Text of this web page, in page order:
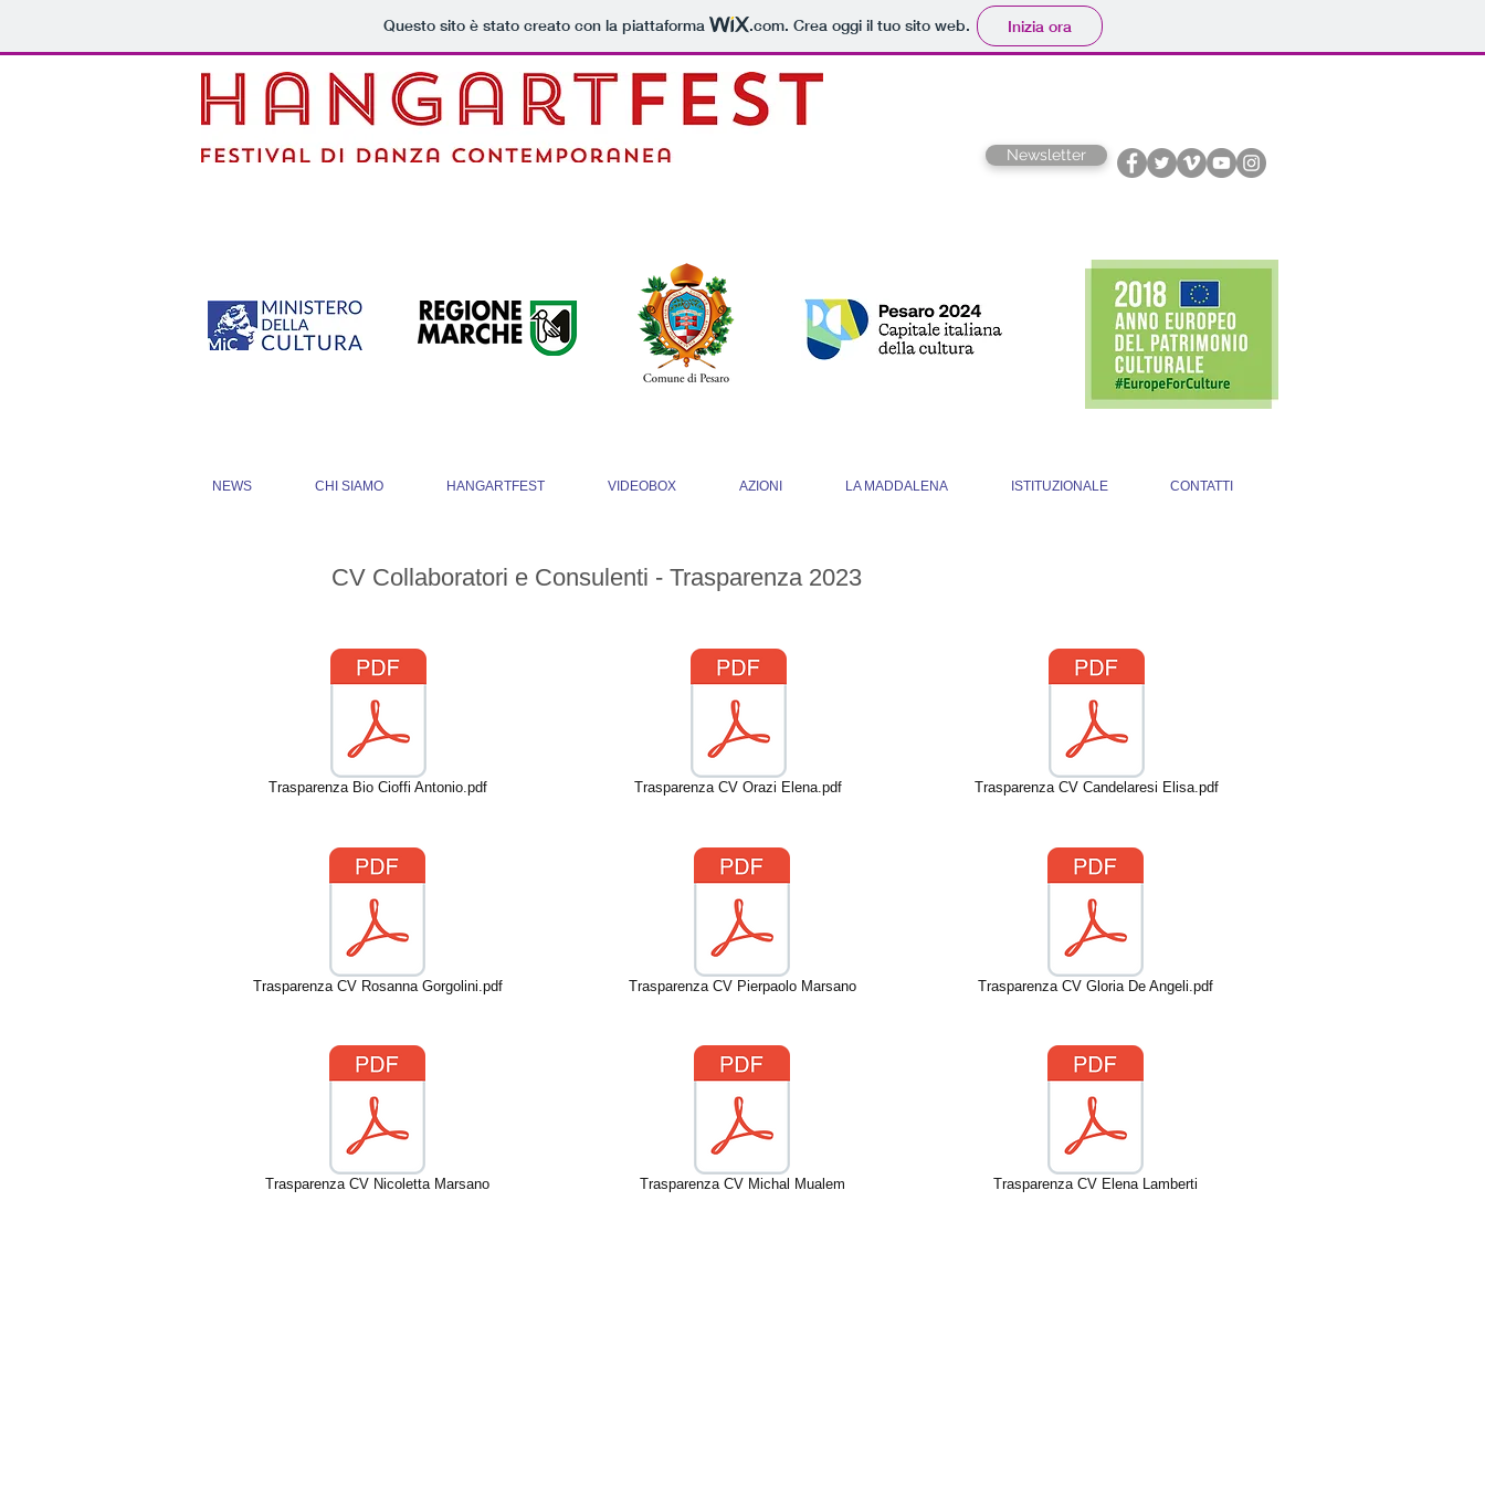
Questo sito è stato creato con la piattaforma .com. Crea oggi il tuo sito web. Inizia ora
Newsletter
NEWS CHI SIAMO HANGARTFEST VIDEOBOX AZIONI LA MADDALENA ISTITUZIONALE CONTATTI
CV Collaboratori e Consulenti - Trasparenza 2023
Trasparenza Bio Cioffi Antonio.pdf Trasparenza CV Orazi Elena.pdf Trasparenza CV Candelaresi Elisa.pdf
Trasparenza CV Rosanna Gorgolini.pdf Trasparenza CV Pierpaolo Marsano Trasparenza CV Gloria De Angeli.pdf
Trasparenza CV Nicoletta Marsano Trasparenza CV Michal Mualem Trasparenza CV Elena Lamberti